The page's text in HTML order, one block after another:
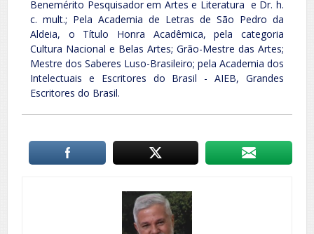
Benemérito Pesquisador em Artes e Literatura e Dr. h.
c. mult.; Pela Academia de Letras de São Pedro da
Aldeia, o Título Honra Acadêmica, pela categoria
Cultura Nacional e Belas Artes; Grão-Mestre das Artes;
Mestre dos Saberes Luso-Brasileiro; pela Academia dos
Intelectuais e Escritores do Brasil - AIEB, Grandes
Escritores do Brasil.